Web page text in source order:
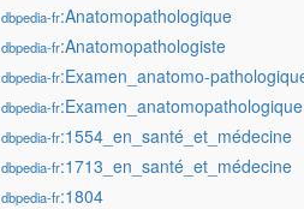
dbpedia-fr:Anatomopathologique
dbpedia-fr:Anatomopathologiste
dbpedia-fr:Examen_anatomo-
dbpedia-fr:Examen_anatomopathologique
dbpedia-fr:1554_en_santé_et_médecine
dbpedia-fr:1713_en_santé_et_médecine
dbpedia-fr:1804